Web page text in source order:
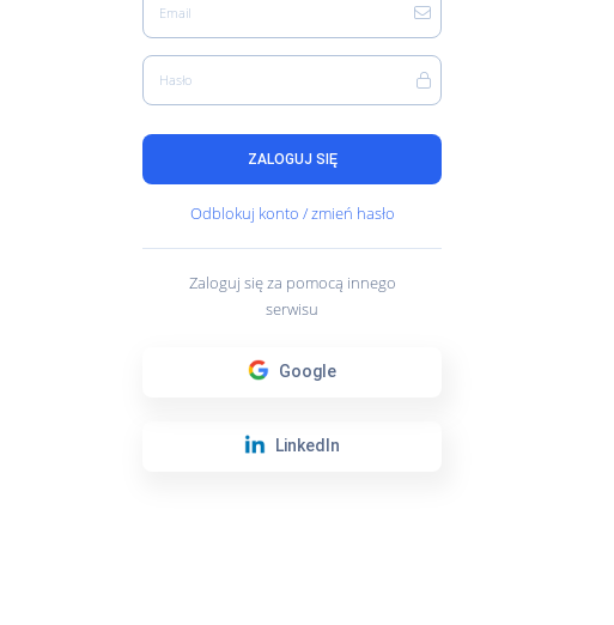
Email
Hasło
ZALOGUJ SIĘ
Odblokuj konto / zmień hasło
Zaloguj się za pomocą innego
serwisu
Google
LinkedIn